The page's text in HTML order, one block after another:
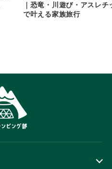
｜恐竜・川遊び・アスレチ
で叶える家族旅行